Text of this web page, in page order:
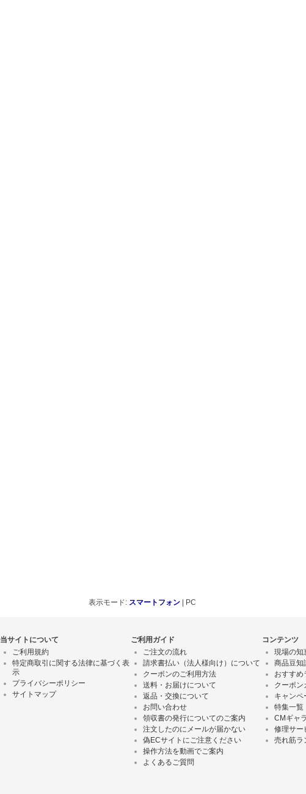
表示モード: スマートフォン | PC
当サイトについて
ご利用規約
特定商取引に関する法律に基づく表
示
プライバシーポリシー
サイトマップ
ご利用ガイド
ご注文の流れ
請求書払い（法人様向け）について
クーポンのご利用方法
送料・お届けについて
返品・交換について
お問い合わせ
領収書の発行についてのご案内
注文したのにメールが届かない
偽ECサイトにご注意ください
操作方法を動画でご案内
よくあるご質問
コンテンツ
現場の知
商品豆知
おすすめ
クーポン
キャンペ
特集一覧
CMギャ
修理サー
売れ筋ラ